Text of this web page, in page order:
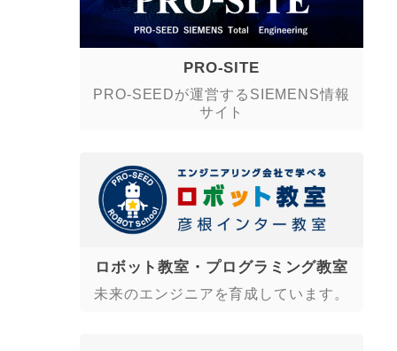
PRO-SITE
PRO-SEEDが運営するSIEMENS情報
サイト
ロボット教室・プログラミング教室
未来のエンジニアを育成しています。